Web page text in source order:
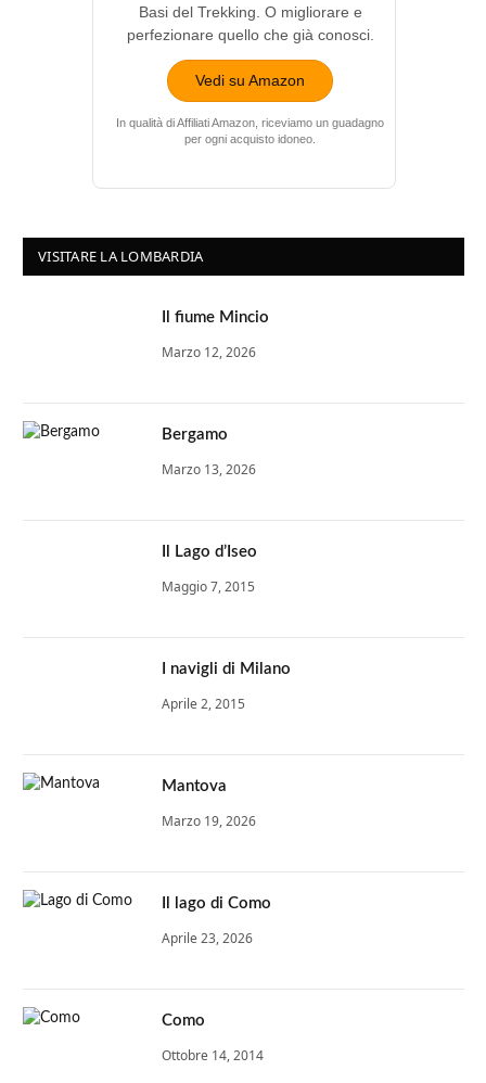
Basi del Trekking. O migliorare e
perfezionare quello che già conosci.
Vedi su Amazon
In qualità di Affiliati Amazon, riceviamo un guadagno
per ogni acquisto idoneo.
VISITARE LA LOMBARDIA
Il fiume Mincio
Marzo 12, 2026
Bergamo
Marzo 13, 2026
Il Lago d’Iseo
Maggio 7, 2015
I navigli di Milano
Aprile 2, 2015
Mantova
Marzo 19, 2026
Il lago di Como
Aprile 23, 2026
Como
Ottobre 14, 2014